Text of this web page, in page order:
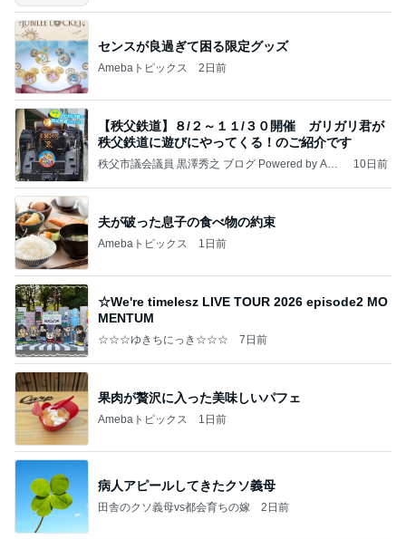
センスが良過ぎて困る限定グッズ
Amebaトピックス 2日前
【秩父鉄道】８/２～１１/３０開催 ガリガリ君が
秩父鉄道に遊びにやってくる！のご紹介です
秩父市議会議員 黒澤秀之 ブログ Powered by Ame
10日前
夫が破った息子の食べ物の約束
Amebaトピックス 1日前
☆We're timelesz LIVE TOUR 2026 episode2 MO
MENTUM
☆☆☆ゆきちにっき☆☆☆ 7日前
果肉が贅沢に入った美味しいパフェ
Amebaトピックス 1日前
病人アピールしてきたクソ義母
田舎のクソ義母vs都会育ちの嫁 2日前